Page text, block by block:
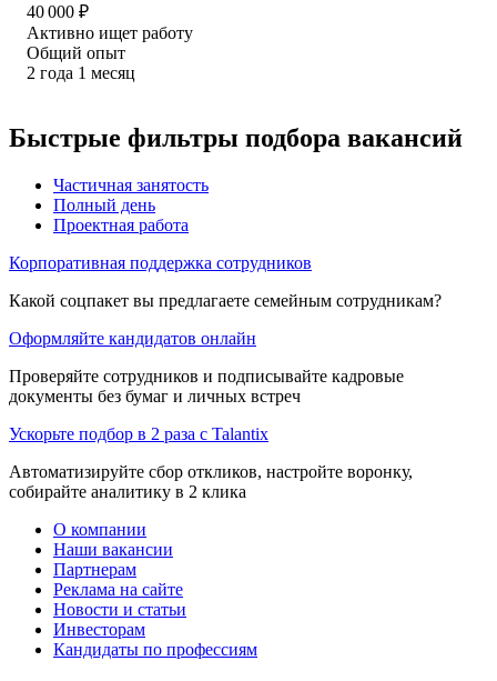
40 000 ₽
Активно ищет работу
Общий опыт
2 года 1 месяц
Быстрые фильтры подбора вакансий
Частичная занятость
Полный день
Проектная работа
Корпоративная поддержка сотрудников
Какой соцпакет вы предлагаете семейным сотрудникам?
Оформляйте кандидатов онлайн
Проверяйте сотрудников и подписывайте кадровые
документы без бумаг и личных встреч
Ускорьте подбор в 2 раза с Talantix
Автоматизируйте сбор откликов, настройте воронку,
собирайте аналитику в 2 клика
О компании
Наши вакансии
Партнерам
Реклама на сайте
Новости и статьи
Инвесторам
Кандидаты по профессиям